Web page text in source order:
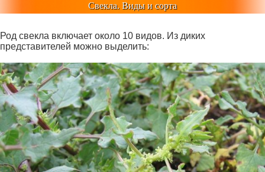
Свекла. Виды и сорта
Род свекла включает около 10 видов. Из диких
представителей можно выделить: